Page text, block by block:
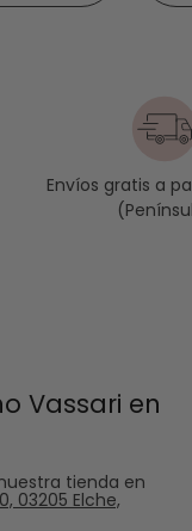
Envíos gratis a
Vassari en
tienda en
03205 Elche,